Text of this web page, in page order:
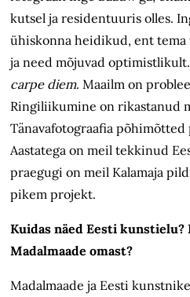
kutsel ja residentuuris olles.
ühiskonna heidikud, ent
ja need mõjuvad
carpe diem. Maailm on
Ringiliikumine on rikastanud
Tänavafotograafia
Aastatega on meil tekkinud
praegugi on meil Kalamaja
pikem projekt.
Kuidas näed Eesti
Madalmaade omast?
Madalmaade ja Eesti